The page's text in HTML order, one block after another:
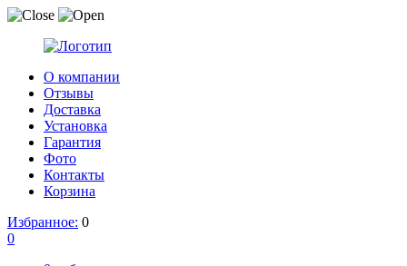
О компании
Отзывы
Доставка
Установка
Гарантия
Фото
Контакты
Корзина
Избранное: 0
0